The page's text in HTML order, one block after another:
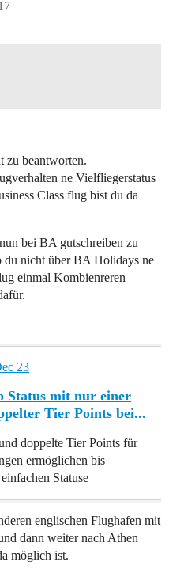
zu beantworten.
ne Vielfliegerstatus
Class flug bist du da
bei BA gutschreiben zu
du nicht über BA Holidays ne
einmal Kombienreren
23
Status mit nur einer
Tier Points bei...
doppelte Tier Points für
ermöglichen bis
Statuse
englischen Flughafen mit
dann weiter nach Athen
möglich ist.